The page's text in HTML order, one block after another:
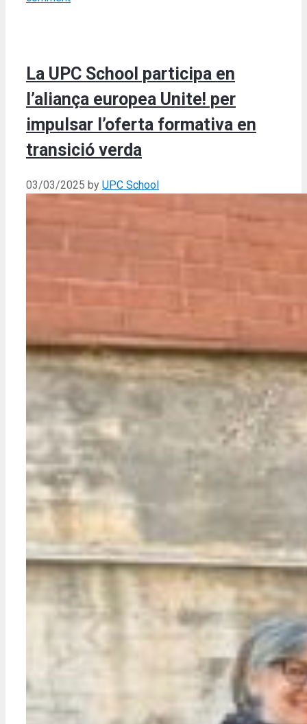
La UPC School participa en
l’aliança europea Unite! per
impulsar l’oferta formativa en
transició verda
03/03/2025 by UPC School